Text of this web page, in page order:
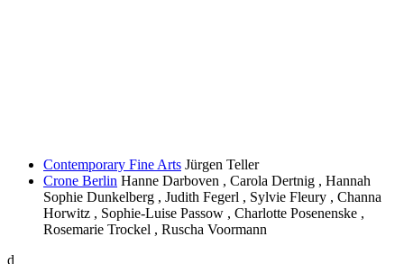
Contemporary Fine Arts Jürgen Teller
Crone Berlin Hanne Darboven , Carola Dertnig , Hannah
Sophie Dunkelberg , Judith Fegerl , Sylvie Fleury , Channa
Horwitz , Sophie-Luise Passow , Charlotte Posenenske ,
Rosemarie Trockel , Ruscha Voormann
d